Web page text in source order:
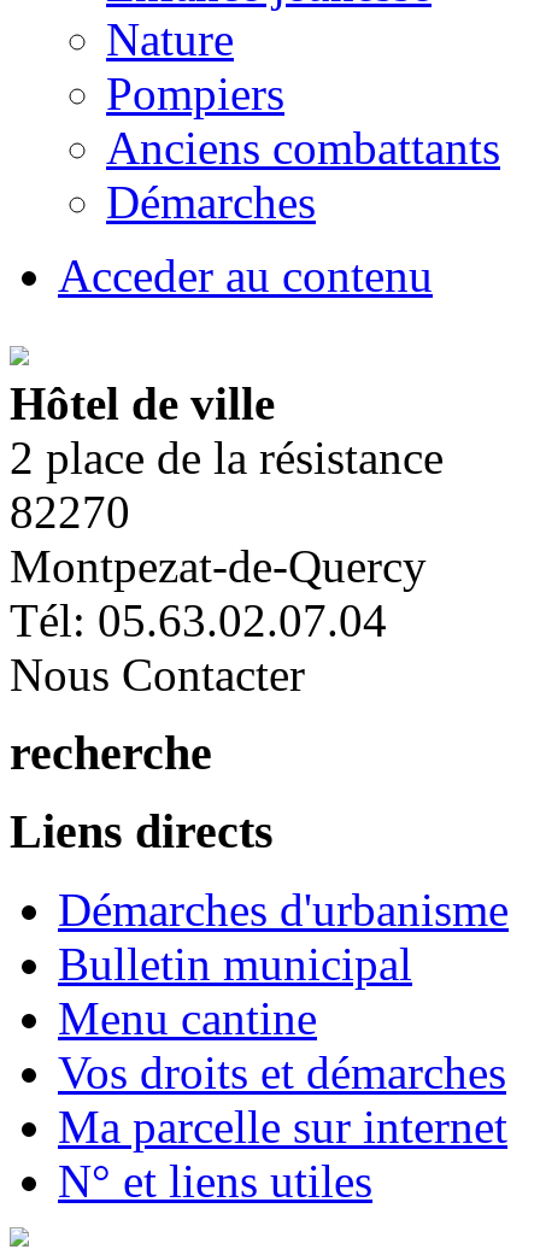
Nature
Pompiers
Anciens combattants
Démarches
Acceder au contenu
Hôtel de ville
2 place de la résistance
82270
Montpezat-de-Quercy
Tél: 05.63.02.07.04
Nous Contacter
recherche
Liens directs
Démarches d'urbanisme
Bulletin municipal
Menu cantine
Vos droits et démarches
Ma parcelle sur internet
N° et liens utiles